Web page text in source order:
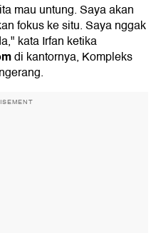
mau untung. Saya akan
fokus ke situ. Saya nggak
kata Irfan ketika
di kantornya, Kompleks